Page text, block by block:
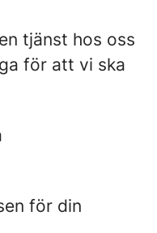
tjänst hos oss
för att vi ska
för din